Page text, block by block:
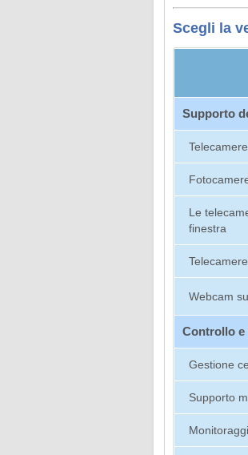
Scegli la
Supporto
Le
finestra
Webcam
Controllo e
Gestione
Supporto